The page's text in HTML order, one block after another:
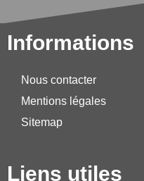
Informations
Nous contacter
Mentions légales
Sitemap
Liens utiles